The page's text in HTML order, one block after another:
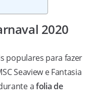
2020
populares para fazer
Seaview e Fantasia
afolia de